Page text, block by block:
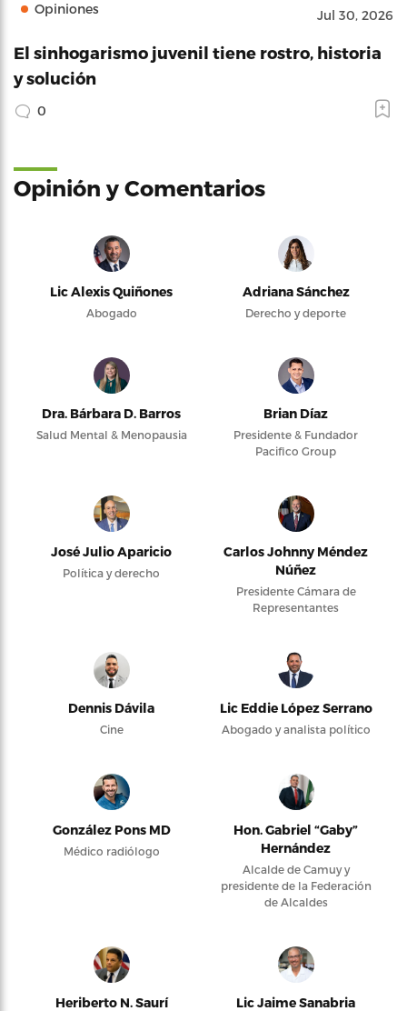
Opiniones Jul 30, 2026
El sinhogarismo juvenil tiene rostro, historia
y solución
0
Opinión y Comentarios
Lic Alexis Quiñones
Abogado
Adriana Sánchez
Derecho y deporte
Dra. Bárbara D. Barros
Salud Mental & Menopausia
Brian Díaz
Presidente & Fundador
Pacifico Group
José Julio Aparicio
Política y derecho
Carlos Johnny Méndez
Núñez
Presidente Cámara de
Representantes
Dennis Dávila
Cine
Lic Eddie López Serrano
Abogado y analista político
González Pons MD
Médico radiólogo
Hon. Gabriel “Gaby”
Hernández
Alcalde de Camuy y
presidente de la Federación
de Alcaldes
Heriberto N. Saurí Lic Jaime Sanabria